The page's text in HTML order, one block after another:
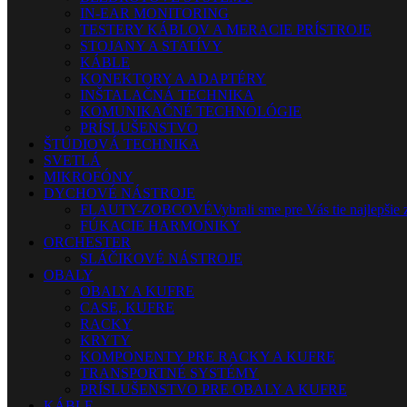
IN-EAR MONITORING
TESTERY KÁBLOV A MERACIE PRÍSTROJE
STOJANY A STATÍVY
KÁBLE
KONEKTORY A ADAPTÉRY
INŠTALAČNÁ TECHNIKA
KOMUNIKAČNÉ TECHNOLÓGIE
PRÍSLUŠENSTVO
ŠTÚDIOVÁ TECHNIKA
SVETLÁ
MIKROFÓNY
DYCHOVÉ NÁSTROJE
FLAUTY-ZOBCOVÉVybrali sme pre Vás tie
FÚKACIE HARMONIKY
ORCHESTER
SLÁČIKOVÉ NÁSTROJE
OBALY
OBALY A KUFRE
CASE, KUFRE
RACKY
KRYTY
KOMPONENTY PRE RACKY A KUFRE
TRANSPORTNÉ SYSTÉMY
PRÍSLUŠENSTVO PRE OBALY A KUFRE